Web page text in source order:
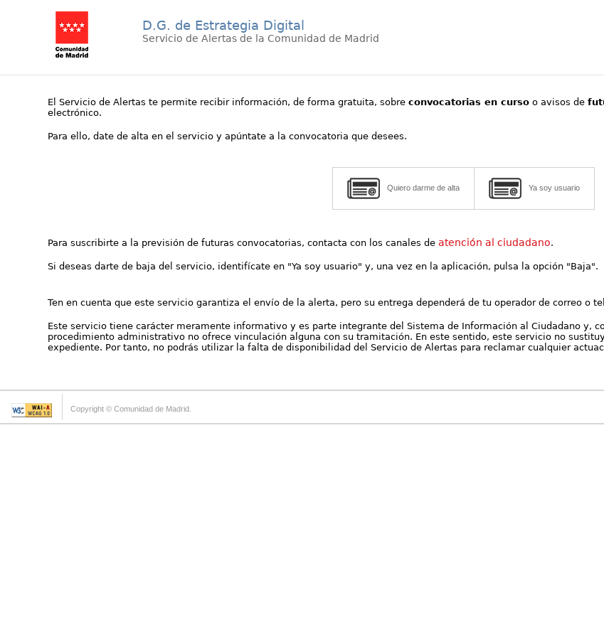
D.G. de Estrategia Digital
Servicio de Alertas de la Comunidad de Madrid
El Servicio de Alertas te permite recibir información, de forma gratuita, sobreconvocatorias en curso o avisos de
electrónico.
Para ello, date de alta en el servicio y apúntate a la convocatoria que desees.
Quiero darme de alta Ya soy usuario
Para suscribirte a la previsión de futuras convocatorias, contacta con los canales deatención al ciudadano.
Si deseas darte de baja del servicio, identifícate en "Ya soy usuario" y, una vez en la aplicación, pulsa la opción "Baja".
Ten en cuenta que este servicio garantiza el envío de la alerta, pero su entrega dependerá de tu operador de correo o
Este servicio tiene carácter meramente informativo y es parte integrante del Sistema de Información al Ciudadano y,
procedimiento administrativo no ofrece vinculación alguna con su tramitación. En este sentido, este servicio no
expediente. Por tanto, no podrás utilizar la falta de disponibilidad del Servicio de Alertas para reclamar cualquier
Copyright © Comunidad de Madrid.